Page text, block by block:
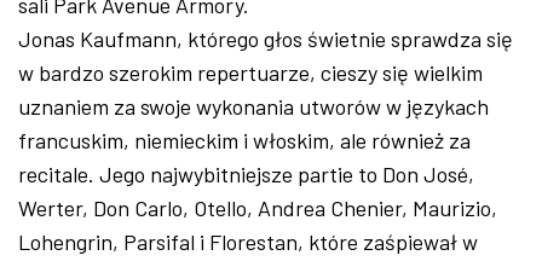
Jonas Kaufmann, którego głos świetnie sprawdza się
w bardzo szerokim repertuarze, cieszy się wielkim
uznaniem za swoje wykonania utworów w językach
francuskim, niemieckim i włoskim, ale również za
recitale. Jego najwybitniejsze partie to Don José,
Werter, Don Carlo, Otello, Andrea Chenier, Maurizio,
Lohengrin, Parsifal i Florestan, które zaśpiewał w